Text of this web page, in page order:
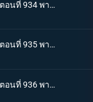
One piece วันพีช ตอนที่ 934 พากย์ไทย สถานะการณ์พลิกผัน! วิชาสามดาบข้ามเงื้อมมือมัจจุราช!
One piece วันพีช ตอนที่ 935 พากย์ไทย โซโลต้องตะลึง! ตัวตนที่แท้จริงของสาวงามผู้เลอโฉม
One piece วันพีช ตอนที่ 936 พากย์ไทย เรียนรู้ถึงแก่น ฮาคิแห่งวาโนะ ริวโอ!